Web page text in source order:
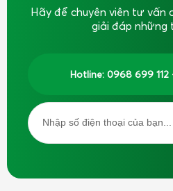
Hãy để chuyên viên tư vấn
giải đáp những
Hotline: 0968 699